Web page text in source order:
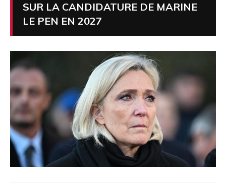
SUR LA CANDIDATURE DE MARINE
LE PEN EN 2027